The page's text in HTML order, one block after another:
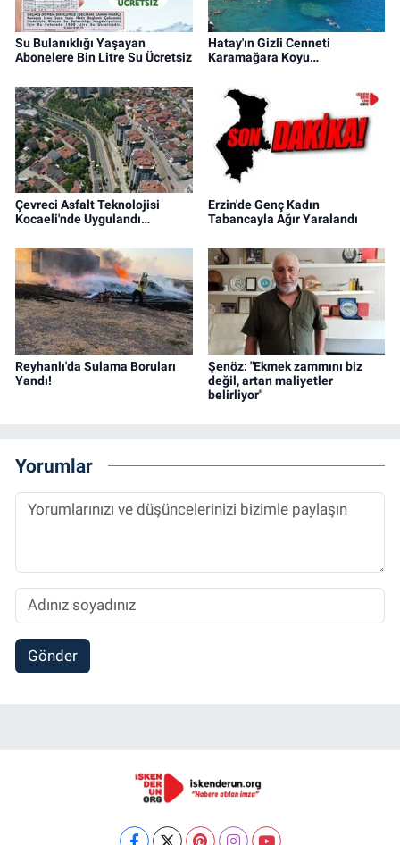
Su Bulanıklığı Yaşayan
Abonelere Bin Litre Su Ücretsiz
Hatay'ın Gizli Cenneti
Karamağara Koyu…
Çevreci Asfalt Teknolojisi
Kocaeli'nde Uygulandı…
Erzin'de Genç Kadın
Tabancayla Ağır Yaralandı
Reyhanlı'da Sulama Boruları
Yandı!
Şenöz: "Ekmek zammını biz
değil, artan maliyetler
belirliyor"
Yorumlar
Gönder